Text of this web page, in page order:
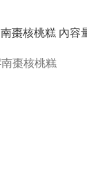
南棗核桃糕 內
南棗核桃糕